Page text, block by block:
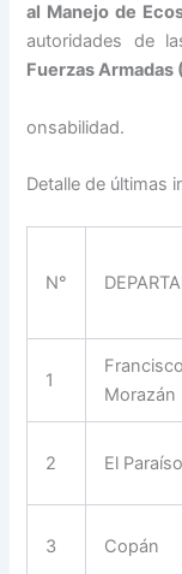
al Manejo de
autoridades de
Fuerzas Armadas
onsabilidad.
Detalle de últimas
N°
1
Francisco
Morazán
2 El Paraíso
3 Copán